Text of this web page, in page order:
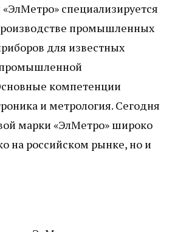
специализируется
промышленных
для известных
компетенции
и метрология. Сегодня
марки «ЭлМетро» широко
на российском рынке, но и